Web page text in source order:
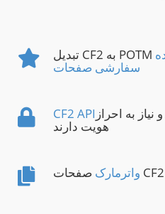
سفارشی صفحات
به احراز
هویت دارند
واترمارک صفحات CF2